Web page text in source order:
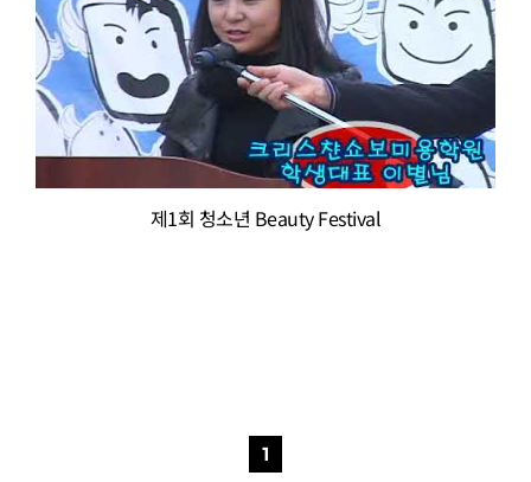
제1회 청소년 Beauty Festival
1